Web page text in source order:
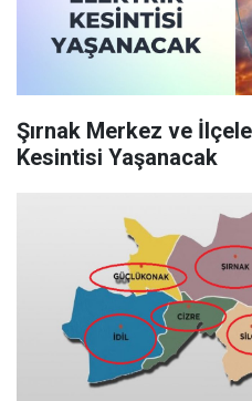
Şırnak Merkez ve
Kesintisi Yaşanacak